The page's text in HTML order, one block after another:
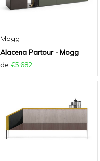
Mogg
Alacena Partour - Mogg
de €5.682